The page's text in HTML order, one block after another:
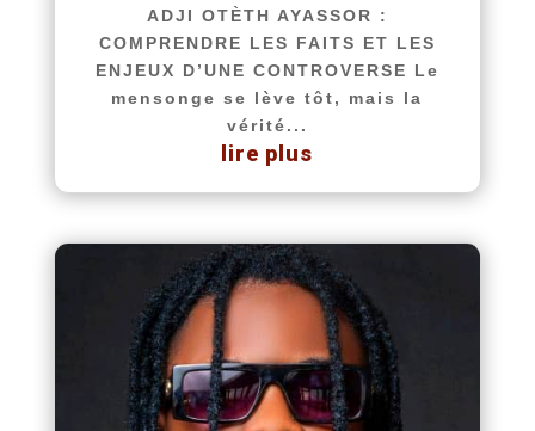
ADJI OTÈTH AYASSOR :
COMPRENDRE LES FAITS ET LES
ENJEUX D’UNE CONTROVERSE Le
mensonge se lève tôt, mais la
vérité...
lire plus